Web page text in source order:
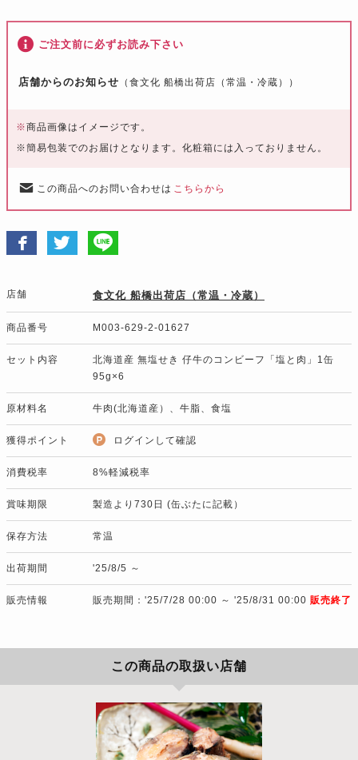
ご注文前に必ずお読み下さい
店舗からのお知らせ （食文化 船橋出荷店（常温・冷蔵））
※商品画像はイメージです。
※簡易包装でのお届けとなります。化粧箱には入っておりません。
この商品へのお問い合わせは こちらから
店舗 食文化 船橋出荷店（常温・冷蔵）
商品番号 M003-629-2-01627
セット内容
北海道産 無塩せき 仔牛のコンビーフ「塩と肉」1缶
95g×6
原材料名 牛肉(北海道産）、牛脂、食塩
獲得ポイント ログインして確認
消費税率 8%軽減税率
賞味期限 製造より730日 (缶ぶたに記載）
保存方法 常温
出荷期間 '25/8/5 ～
販売情報 販売期間：'25/7/28 00:00 ～ '25/8/31 00:00 販売終了
この商品の取扱い店舗